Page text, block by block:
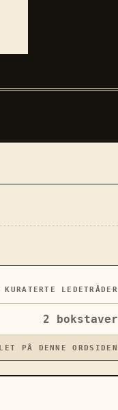
KURATERTE LEDETRÅDER
2 bokstaver
PÅ DENNE ORDSIDEN